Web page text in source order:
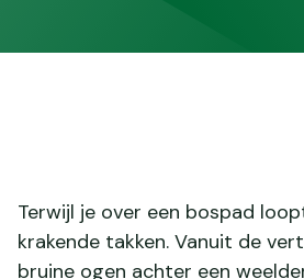
Terwijl je over een bospad
krakende takken. Vanuit de
bruine ogen achter een